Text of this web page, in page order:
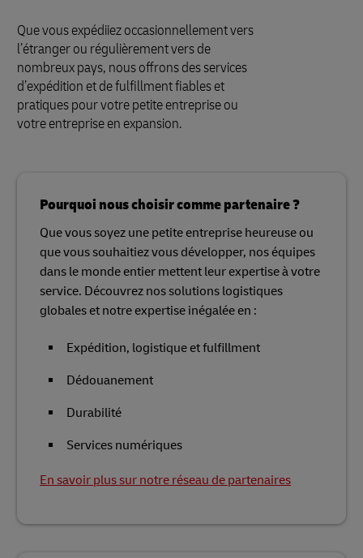
Que vous expédiiez occasionnellement vers
l’étranger ou régulièrement vers de
nombreux pays, nous offrons des services
d’expédition et de fulfillment fiables et
pratiques pour votre petite entreprise ou
votre entreprise en expansion.
Pourquoi nous choisir comme partenaire ?
Que vous soyez une petite entreprise heureuse ou
que vous souhaitiez vous développer, nos équipes
dans le monde entier mettent leur expertise à votre
service. Découvrez nos solutions logistiques
globales et notre expertise inégalée en :
Expédition, logistique et fulfillment
Dédouanement
Durabilité
Services numériques
En savoir plus sur notre réseau de partenaires